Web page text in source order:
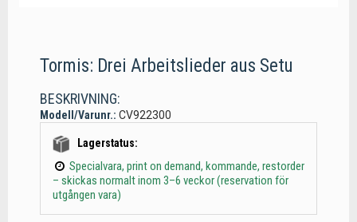
Tormis: Drei Arbeitslieder aus Setu
BESKRIVNING:
Modell/Varunr.: CV922300
Lagerstatus:
Specialvara, print on demand, kommande, restorder
– skickas normalt inom 3–6 veckor (reservation för
utgången vara)